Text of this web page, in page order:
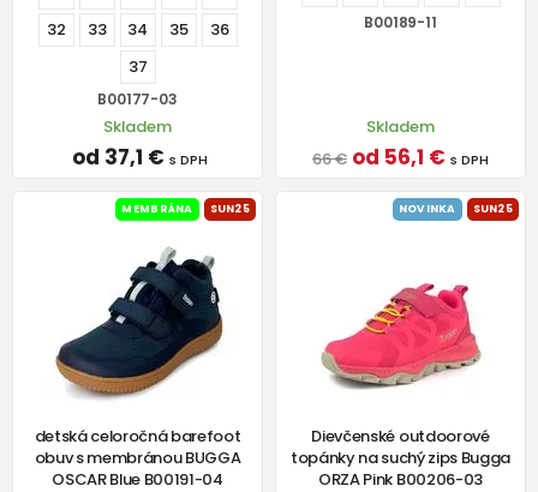
32
33 34 35
36
37
B00177-03
Skladem
od 37,1 € s DPH
B00189-11
Skladem
66 € od 56,1 € s DPH
MEMBRÁNA SUN25
detská celoročná barefoot
obuv s membránou BUGGA
OSCAR Blue B00191-04
NOVINKA SUN25
Dievčenské outdoorové
topánky na suchý zips Bugga
ORZA Pink B00206-03